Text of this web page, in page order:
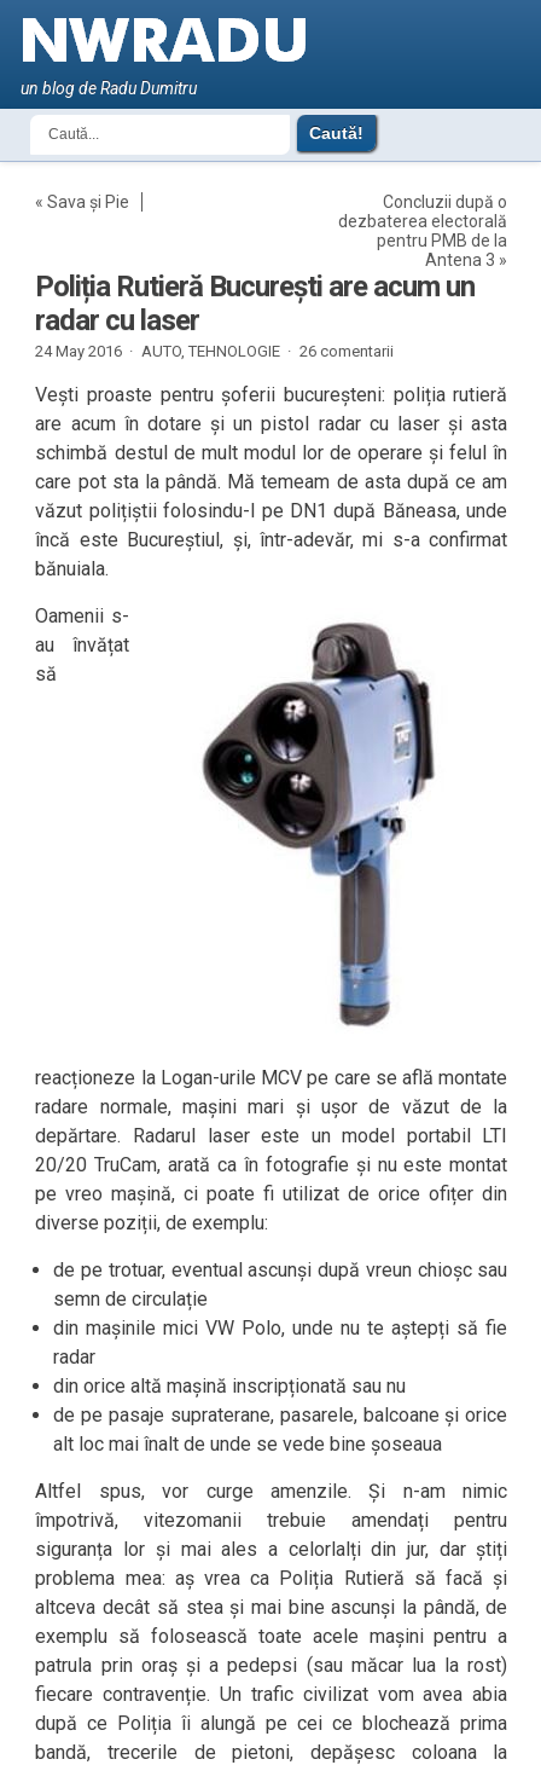
un blog de Radu Dumitru
«Sava și Pie
Concluzii după o
dezbaterea electorală
pentru PMB de la
Antena 3 »
Poliția Rutieră București are acum un
radar cu laser
24 May 2016 · AUTO,TEHNOLOGIE · 26 comentarii
Vești proaste pentru șoferii bucureșteni: poliția rutieră
are acum în dotare și un pistol radar cu laser și asta
schimbă destul de mult modul lor de operare și felul în
care pot sta la pândă. Mă temeam de asta după ce am
văzut polițiștii folosindu-l pe DN1 după Băneasa, unde
încă este Bucureștiul, și, într-adevăr, mi s-a confirmat
bănuiala.
Oamenii s-
au învățat
să
reacționeze la Logan-urile MCV pe care se află montate
radare normale, mașini mari și ușor de văzut de la
depărtare. Radarul laser este un model portabil LTI
20/20 TruCam, arată ca în fotografie și nu este montat
pe vreo mașină, ci poate fi utilizat de orice ofițer din
diverse poziții, de exemplu:
de pe trotuar, eventual ascunși după vreun chioșc sau
semn de circulație
din mașinile mici VW Polo, unde nu te aștepți să fie
radar
din orice altă mașină inscripționată sau nu
de pe pasaje supraterane, pasarele, balcoane și orice
alt loc mai înalt de unde se vede bine șoseaua
Altfel spus, vor curge amenzile. Și n-am nimic
împotrivă, vitezomanii trebuie amendați pentru
siguranța lor și mai ales a celorlalți din jur, dar știți
problema mea: aș vrea ca Poliția Rutieră să facă și
altceva decât să stea și mai bine ascunși la pândă, de
exemplu să folosească toate acele mașini pentru a
patrula prin oraș și a pedepsi (sau măcar lua la rost)
fiecare contravenție. Un trafic civilizat vom avea abia
după ce Poliția îi alungă pe cei ce blochează prima
bandă, trecerile de pietoni, depășesc coloana la